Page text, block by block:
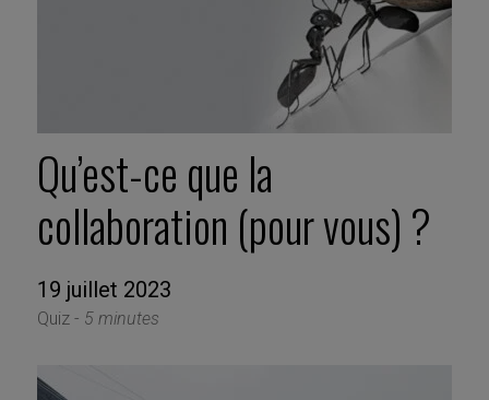
Qu’est-ce que la
collaboration (pour vous) ?
19 juillet 2023
Quiz - 5 minutes